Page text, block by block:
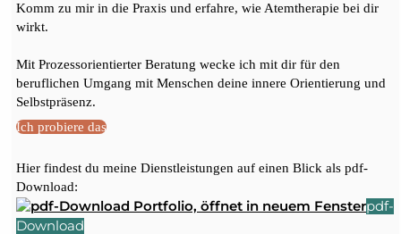
Komm zu mir in die Praxis und erfahre, wie Atemtherapie bei dir
wirkt.
Mit Prozessorientierter Beratung wecke ich mit dir für den
beruflichen Umgang mit Menschen deine innere Orientierung und
Selbstpräsenz.
Ich probiere das
Hier findest du meine Dienstleistungen auf einen Blick als pdf-
Download:
pdf-
Download